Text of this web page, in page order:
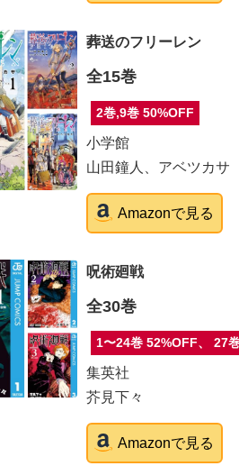
葬送のフリーレン
全15巻
2巻,9巻 50%OFF
小学館
山田鐘人、アベツカサ
Amazonで見る
呪術廻戦
全30巻
1〜24巻 52%OFF、 27
集英社
芥見下々
Amazonで見る